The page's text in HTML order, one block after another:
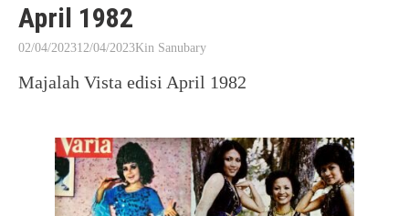
April 1982
02/04/202312/04/2023Kin Sanubary
Majalah Vista edisi April 1982